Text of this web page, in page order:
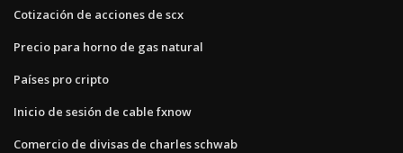
Cotización de acciones de scx
Precio para horno de gas natural
Países pro cripto
Inicio de sesión de cable fxnow
Comercio de divisas de charles schwab